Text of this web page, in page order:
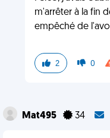
m'arrêter à la fin
empêché de
2 0
Mat495 34